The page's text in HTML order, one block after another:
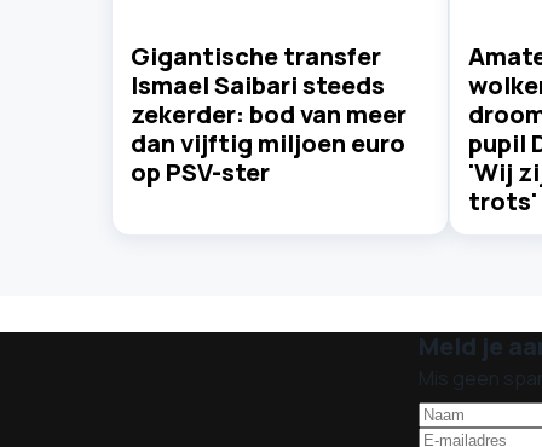
Gigantische transfer
Ismael Saibari steeds
zekerder: bod van meer
dan vijftig miljoen euro
op PSV-ster
pupil
'Wij
trots'
Meld je
Mis geen